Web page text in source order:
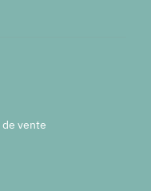
vente